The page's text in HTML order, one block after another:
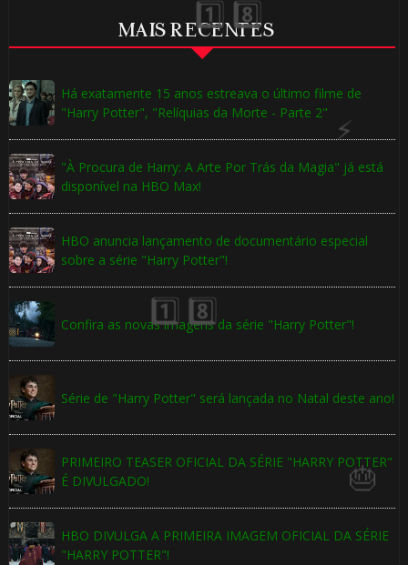
MAIS RECENTES
Há exatamente 15 anos estreava o último filme de
"Harry Potter", "Relíquias da Morte - Parte 2"
"À Procura de Harry: A Arte Por Trás da Magia" já está
disponível na HBO Max!
HBO anuncia lançamento de documentário especial
sobre a série "Harry Potter"!
Confira as novas imagens da série "Harry Potter"!
Série de "Harry Potter" será lançada no Natal deste ano!
PRIMEIRO TEASER OFICIAL DA SÉRIE "HARRY POTTER"
É DIVULGADO!
HBO DIVULGA A PRIMEIRA IMAGEM OFICIAL DA SÉRIE
"HARRY POTTER"!
🎈
⚡ ⚡